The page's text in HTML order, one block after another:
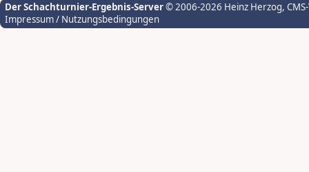
Der Schachturnier-Ergebnis-Server© 2006-2026 Heinz Herzog,
Impressum / Nutzungsbedingungen